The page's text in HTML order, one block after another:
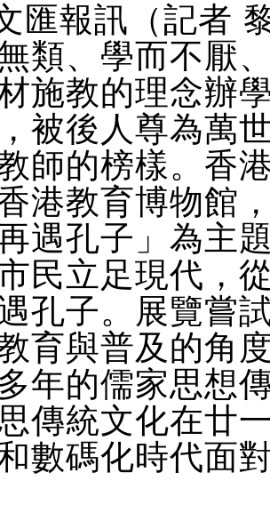
匯報訊（記者
類、學而不厭
施教的理念辦
被後人尊為萬
師的榜樣。香
港教育博物館
遇孔子」為主
民立足現代，
孔子。展覽嘗
育與普及的角
年的儒家思想
傳統文化在廿
數碼化時代面